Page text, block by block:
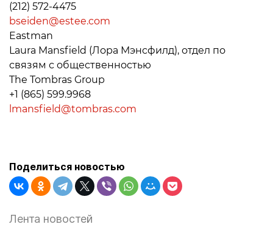
(212) 572-4475
bseiden@estee.com
Eastman
Laura Mansfield (Лора Мэнсфилд), отдел по
связям с общественностью
The Tombras Group
+1 (865) 599.9968
lmansfield@tombras.com
Поделиться новостью
Лента новостей